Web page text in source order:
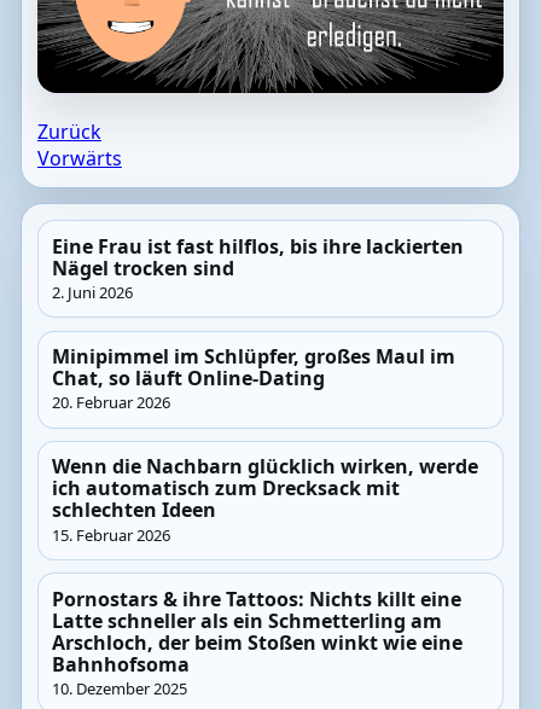
Zurück
Vorwärts
Eine Frau ist fast hilflos, bis ihre lackierten
Nägel trocken sind
2. Juni 2026
Minipimmel im Schlüpfer, großes Maul im
Chat, so läuft Online-Dating
20. Februar 2026
Wenn die Nachbarn glücklich wirken, werde
ich automatisch zum Drecksack mit
schlechten Ideen
15. Februar 2026
Pornostars & ihre Tattoos: Nichts killt eine
Latte schneller als ein Schmetterling am
Arschloch, der beim Stoßen winkt wie eine
Bahnhofsoma
10. Dezember 2025